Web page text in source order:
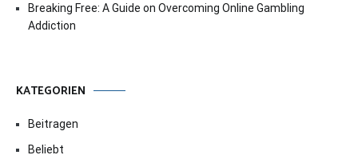
Breaking Free: A Guide on Overcoming Online Gambling
Addiction
KATEGORIEN
Beitragen
Beliebt